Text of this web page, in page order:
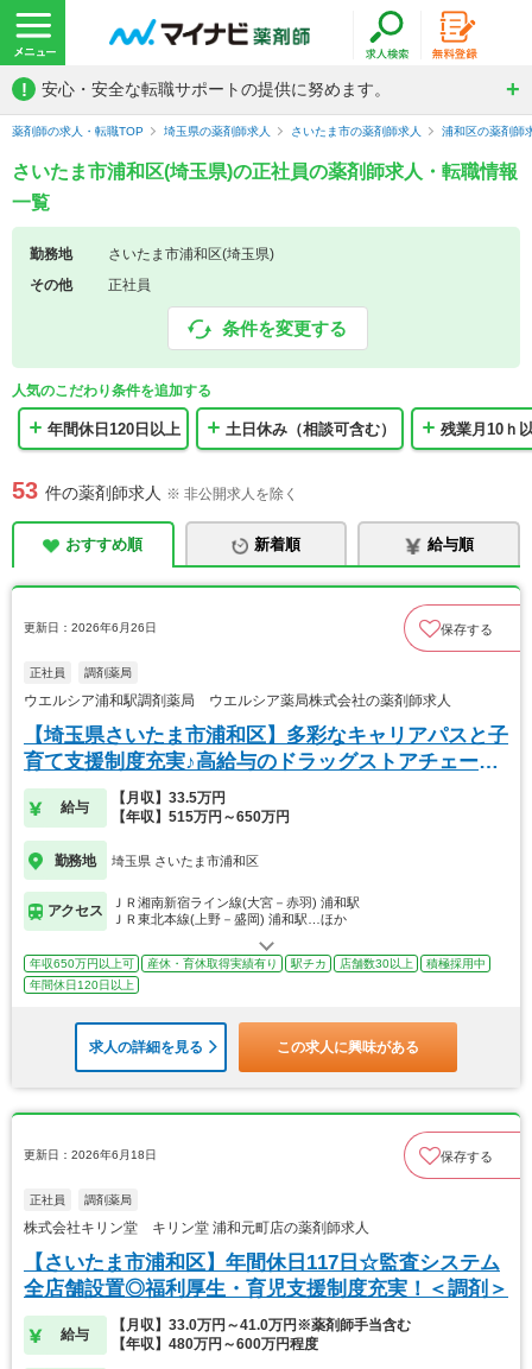
! 安心・安全な転職サポートの提供に努めます。
薬剤師の求人・転職TOP 埼玉県の薬剤師求人 さいたま市の薬剤師求人 浦和区の薬剤師
さいたま市浦和区(埼玉県)の正社員の薬剤師求人・転職情報
一覧
勤務地
さいたま市浦和区(埼玉県)
その他
正社員
条件を変更する
人気のこだわり条件を追加する
年間休日120日以上 土日休み（相談可含む） 残業月10ｈ
53 件の薬剤師求人 ※ 非公開求人を除く
おすすめ順 新着順 給与順
更新日：2026年6月26日 保存する
正社員 調剤薬局
ウエルシア浦和駅調剤薬局 ウエルシア薬局株式会社の薬剤師求人
【埼玉県さいたま市浦和区】多彩なキャリアパスと子
育て支援制度充実♪高給与のドラッグストアチェーン
◎
給与
【月収】33.5万円
【年収】515万円～650万円
勤務地 埼玉県 さいたま市浦和区
アクセス
ＪＲ湘南新宿ライン線(大宮－赤羽) 浦和駅
ＪＲ東北本線(上野－盛岡) 浦和駅…ほか
年収650万円以上可 産休・育休取得実績有り 駅チカ 店舗数30以上
積極採用中
年間休日120日以上
求人の詳細を見る この求人に興味がある
更新日：2026年6月18日 保存する
正社員 調剤薬局
株式会社キリン堂 キリン堂 浦和元町店の薬剤師求人
【さいたま市浦和区】年間休日117日☆監査システム
全店舗設置◎福利厚生・育児支援制度充実！＜調剤＞
給与
【月収】33.0万円～41.0万円※薬剤師手当含む
【年収】480万円～600万円程度